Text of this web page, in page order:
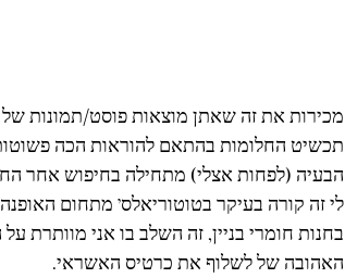
מכירות את זה שאתן מוצאות פוסט/תמונות
תכשיט החלומות בהתאם להוראות הכה
הבעיה (לפחות אצלי) מתחילה בחיפוש אחר
לי זה קורה בעיקר בטוטוריאלס’ מתחום
בחנות חומרי בניין, זה השלב בו אני מוותרת
האהובה של לשלוף את כרטיס האשראי.